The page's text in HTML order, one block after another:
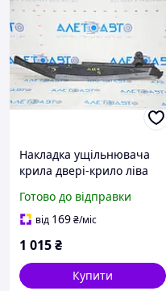
Накладка ущільнювача
крила двері-крило ліва
74155TRTA01
Готово до відправки
від 169₴/міс
1 015₴
Купити